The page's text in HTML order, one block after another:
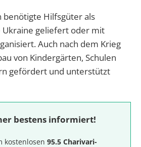
Hilfsgüter als
Ukraine geliefert oder mit
Auch nach dem Krieg
von Kindergärten, Schulen
gefördert und unterstützt
bestens informiert!
kostenlosen 95.5 Charivari-